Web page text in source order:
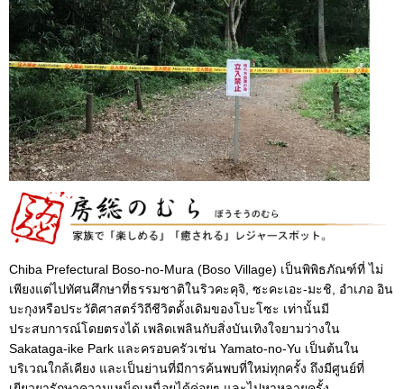
Chiba Prefectural Boso-no-Mura (Boso Village) เป็นพิพิธภัณฑ์ที่ ไม่
เพียงแต่ไปทัศนศึกษาที่ธรรมชาติในริวคะคุจิ, ซะคะเอะ-มะชิ, อำเภอ อิน
บะกุงหรือประวัติศาสตร์วิถีชีวิตดั้งเดิมของโบะโซะ เท่านั้นมี
ประสบการณ์โดยตรงได้ เพลิดเพลินกับสิ่งบันเทิงใจยามว่างใน
Sakataga-ike Park และครอบครัวเช่น Yamato-no-Yu เป็นต้นใน
บริเวณใกล้เคียง และเป็นย่านที่มีการค้นพบที่ใหม่ทุกครั้ง ถึงมีศูนย์ที่